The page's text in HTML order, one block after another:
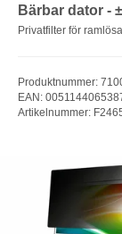
Bärbar dator -
Privatfilter för
Produktnummer:
EAN:
Artikelnummer: